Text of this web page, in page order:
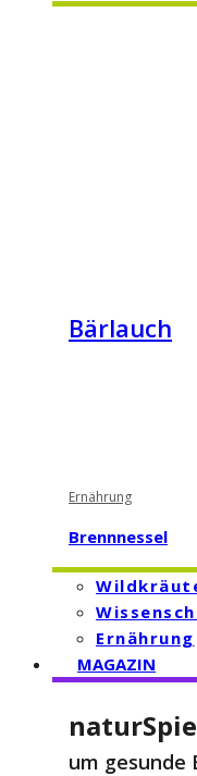
Bärlauch
Ernährung
Brennnessel
Ernährung
MAGAZIN
um gesunde